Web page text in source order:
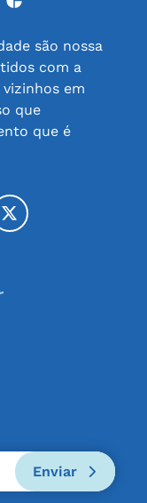
são nossa
com a
em
que
que é
Twitter / X
Enviar